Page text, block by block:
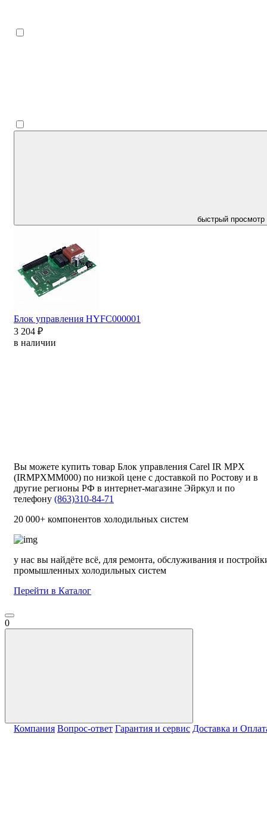
быстрый просмотр
Блок управления HYFC000001
3 204 ₽
в наличии
Вы можете купить товар Блок управления Carel IR MPX
(IRMPXMM000) по низкой цене с доставкой по Ростову и в
другие регионы РФ в интернет-магазине Эйркул и по
телефону (863)310-84-71
20 000+ компонентов холодильных систем
у нас вы найдёте всё, для ремонта, обслуживания и
промышленных холодильных систем
Перейти в Каталог
0
Компания Вопрос-ответ Гарантия и сервис Доставка и